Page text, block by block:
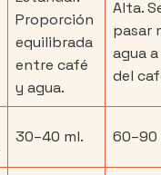
Proporción
equilibrada
entre café
y agua.
Alta.
pasar
agua
del
30–40 ml. 60–90